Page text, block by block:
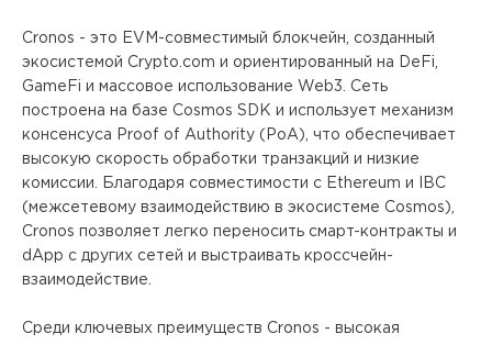
ВАКАНСИИ
Cronos - это EVM-совместимый блокчейн, созданный
экосистемой Crypto.com и ориентированный на DeFi,
GameFi и массовое использование Web3. Сеть
построена на базе Cosmos SDK и использует механизм
консенсуса Proof of Authority (PoA), что обеспечивает
высокую скорость обработки транзакций и низкие
комиссии. Благодаря совместимости с Ethereum и IBC
(межсетевому взаимодействию в экосистеме Cosmos),
Cronos позволяет легко переносить смарт-контракты и
dApp с других сетей и выстраивать кроссчейн-
взаимодействие.
Среди ключевых преимуществ Cronos - высокая